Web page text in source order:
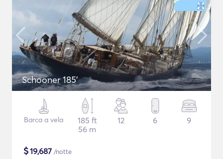
Schooner 185'
Barca a vela
185 ft
56 m
12 6 9
$19,687 /notte